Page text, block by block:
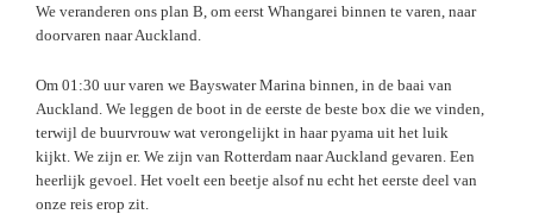
We veranderen ons plan B, om eerst Whangarei binnen te varen, naar
doorvaren naar Auckland.
Om 01:30 uur varen we Bayswater Marina binnen, in de baai van
Auckland. We leggen de boot in de eerste de beste box die we vinden,
terwijl de buurvrouw wat verongelijkt in haar pyama uit het luik
kijkt. We zijn er. We zijn van Rotterdam naar Auckland gevaren. Een
heerlijk gevoel. Het voelt een beetje alsof nu echt het eerste deel van
onze reis erop zit.